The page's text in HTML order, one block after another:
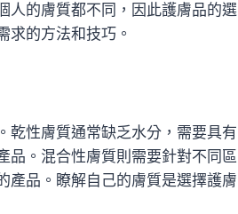
人的膚質都不同，因此護膚品的選
求的方法和技巧。
乾性膚質通常缺乏水分，需要具有
品。混合性膚質則需要針對不同區
產品。瞭解自己的膚質是選擇護膚